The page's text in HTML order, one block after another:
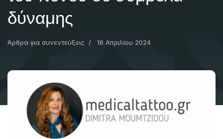
δύναμης
Άρθρα για συνεντεύξεις 16 Απριλίου 2024